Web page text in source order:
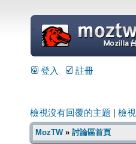
=
登入 註冊
檢視沒有回覆的主題 檢
MozTW» 討論區首頁